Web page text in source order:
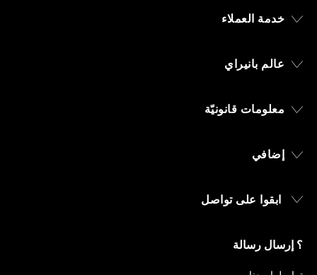
خدمة العملاء
عالم بانيراي
معلومات قانونيّة
إضافي
ابقوا على تواصل
؟ إرسال رسالة